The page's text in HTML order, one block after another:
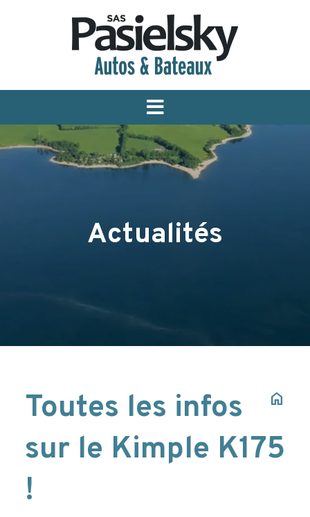
Menu
Actualités
home
Toutes les infos
sur le Kimple K175
!